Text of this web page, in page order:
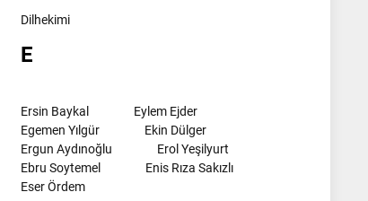
Dilhekimi
E
Ersin Baykal
Eylem Ejder
Egemen Yılgür
Ekin Dülger
Ergun Aydınoğlu
Erol Yeşilyurt
Ebru Soytemel
Enis Rıza Sakızlı
Eser Ördem